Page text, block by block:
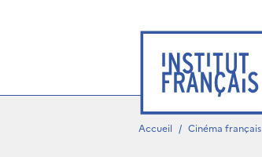
Accueil / Cinéma français